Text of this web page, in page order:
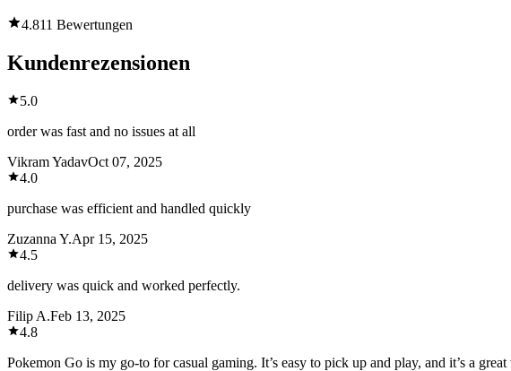
4.811 Bewertungen
Kundenrezensionen
5.0
order was fast and no issues at all
Vikram YadavOct 07, 2025
4.0
purchase was efficient and handled quickly
Zuzanna Y.Apr 15, 2025
4.5
delivery was quick and worked perfectly.
Filip A.Feb 13, 2025
4.8
Pokemon Go is my go-to for casual gaming. It’s easy to pick up and play, and it’s a